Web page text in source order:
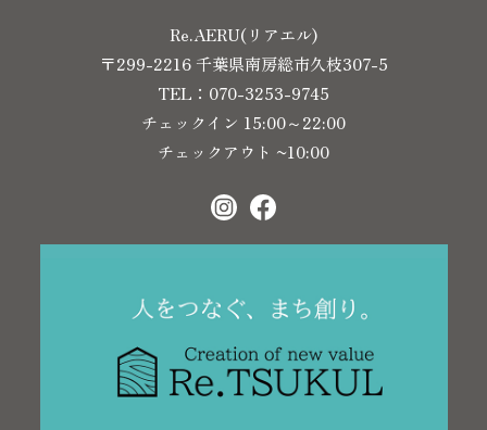
Re.AERU(リアエル)
〒299-2216 千葉県南房総市久枝307-5
TEL：070-3253-9745
チェックイン 15:00～22:00
チェックアウト ~10:00